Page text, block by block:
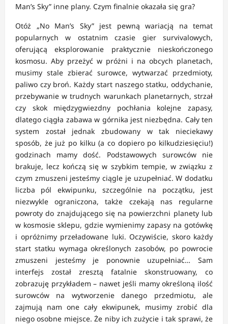
Man’s Sky” inne plany. Czym finalnie okazała się gra?
Otóż „No Man’s Sky” jest pewną wariacją na temat
popularnych w ostatnim czasie gier survivalowych,
oferującą eksplorowanie praktycznie nieskończonego
kosmosu. Aby przeżyć w próżni i na obcych planetach,
musimy stale zbierać surowce, wytwarzać przedmioty,
paliwo czy broń. Każdy start naszego statku, oddychanie,
przebywanie w trudnych warunkach planetarnych, strzał
czy skok międzygwiezdny pochłania kolejne zapasy,
dlatego ciągła zabawa w górnika jest niezbędna. Cały ten
system został jednak zbudowany w tak nieciekawy
sposób, że już po kilku (a co dopiero po kilkudziesięciu!)
godzinach mamy dość. Podstawowych surowców nie
brakuje, lecz kończą się w szybkim tempie, w związku z
czym zmuszeni jesteśmy ciągle je uzupełniać. W dodatku
liczba pól ekwipunku, szczególnie na początku, jest
niezwykle ograniczona, także czekają nas regularne
powroty do znajdującego się na powierzchni planety lub
w kosmosie sklepu, gdzie wymienimy zapasy na gotówkę
i opróżnimy przeładowane luki. Oczywiście, skoro każdy
start statku wymaga określonych zasobów, po powrocie
zmuszeni jesteśmy je ponownie uzupełniać… Sam
interfejs został zresztą fatalnie skonstruowany, co
zobrazuję przykładem – nawet jeśli mamy określoną ilość
surowców na wytworzenie danego przedmiotu, ale
zajmują nam one cały ekwipunek, musimy zrobić dla
niego osobne miejsce. Że niby ich zużycie i tak sprawi, że